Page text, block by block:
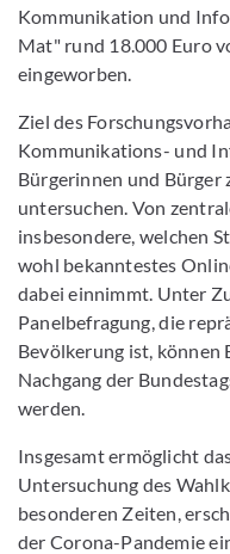
Kommunikation und
Mat" rund 18.000 Euro
eingeworben.
Ziel des
Kommunikations- und
Bürgerinnen und Bürger
untersuchen. Von
insbesondere, welchen
wohl bekanntestes
dabei einnimmt. Unter
Panelbefragung, die
Bevölkerung ist, können
Nachgang der
werden.
Insgesamt ermöglicht
Untersuchung des
besonderen Zeiten,
der Corona-Pandemie